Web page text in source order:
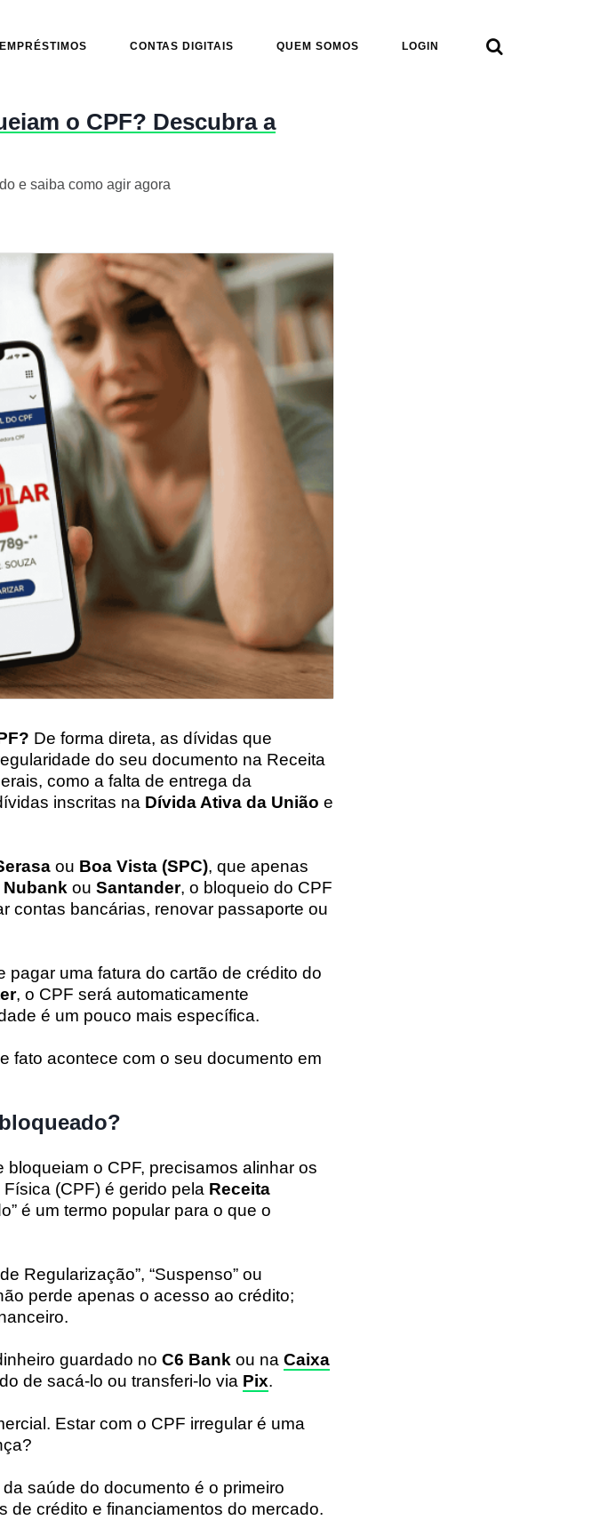
EMPRÉSTIMOS CONTAS DIGITAIS QUEM SOMOS LOGIN 
o CPF? Descubra a
e saiba como agir agora
De forma direta, as dívidas que
do seu documento na Receita
como a falta de entrega da
inscritas na Dívida Ativa da União e
ou Boa Vista (SPC), que apenas
Nubank ou Santander, o bloqueio do CPF
contas bancárias, renovar passaporte ou
uma fatura do cartão de crédito do
, o CPF será automaticamente
é um pouco mais específica.
fato acontece com o seu documento em
o CPF, precisamos alinhar os
(CPF) é gerido pela Receita
é um termo popular para o que o
Regularização”, “Suspenso” ou
perde apenas o acesso ao crédito;
guardado no C6 Bank ou na Caixa
de sacá-lo ou transferi-lo via Pix.
Estar com o CPF irregular é uma
saúde do documento é o primeiro
de crédito e financiamentos do mercado.